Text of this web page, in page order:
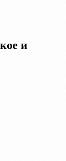
и